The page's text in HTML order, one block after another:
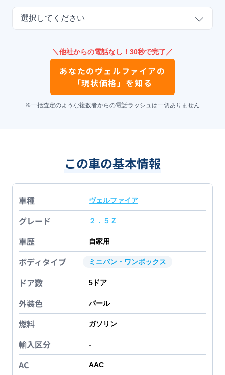
選択してください
＼他社からの電話なし！30秒で完了／
あなたのヴェルファイアの
「現状価格」を知る
※一括査定のような複数者からの電話ラッシュは一切ありません
この車の基本情報
車種 ヴェルファイア
グレード ２．５Ｚ
車歴 自家用
ボディタイプ ミニバン・ワンボックス
ドア数 5 ドア
外装色 パール
燃料 ガソリン
輸入区分 -
AC AAC